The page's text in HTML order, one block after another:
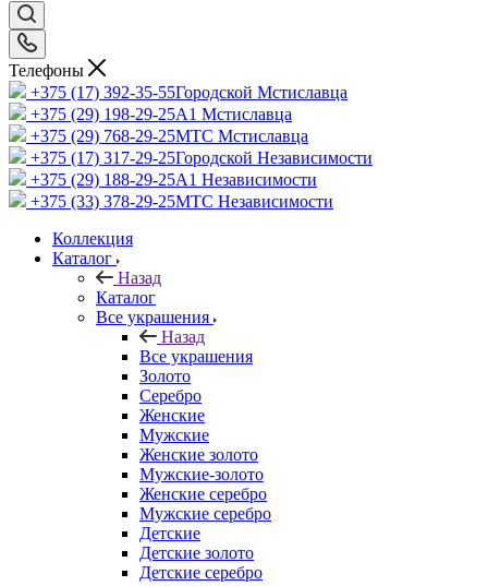
Телефоны
+375 (17) 392-35-55Городской Мстиславца
+375 (29) 198-29-25A1 Мстиславца
+375 (29) 768-29-25МТС Мстиславца
+375 (17) 317-29-25Городской Независимости
+375 (29) 188-29-25A1 Независимости
+375 (33) 378-29-25МТС Независимости
Коллекция
Каталог
Назад
Каталог
Все украшения
Назад
Все украшения
Золото
Серебро
Женские
Мужские
Женские золото
Мужские-золото
Женские серебро
Мужские серебро
Детские
Детские золото
Детские серебро